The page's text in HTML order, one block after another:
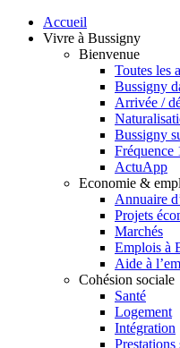
Accueil
Vivre à Bussigny
Bienvenue
Toutes les
Bussigny
Arrivée /
Bussigny
Fréquence
ActuApp
Economie &
Annuaire
Projets
Marchés
Emplois à
Aide à
Cohésion sociale
Santé
Logement
Intégration
Prestations